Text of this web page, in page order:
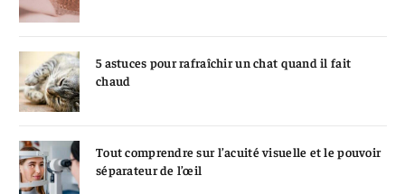
5 astuces pour rafraîchir un chat quand il fait
chaud
Tout comprendre sur l’acuité visuelle et le pouvoir
séparateur de l’œil